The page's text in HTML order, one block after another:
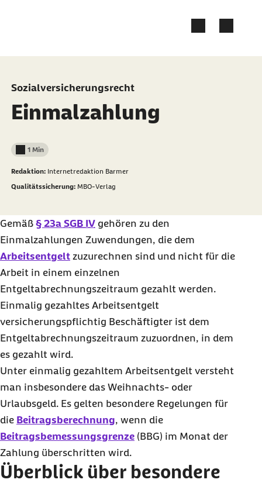
Sozialversicherungsrecht
Einmalzahlung
Lesedauer weniger als
1 Min
Redaktion: Internetredaktion Barmer
Qualitätssicherung: MBO-Verlag
Gemäß § 23a SGB IV gehören zu den
Einmalzahlungen Zuwendungen, die dem
Arbeitsentgelt zuzurechnen sind und nicht für die
Arbeit in einem einzelnen
Entgeltabrechnungszeitraum gezahlt werden.
Einmalig gezahltes Arbeitsentgelt
versicherungspflichtig Beschäftigter ist dem
Entgeltabrechnungszeitraum zuzuordnen, in dem
es gezahlt wird.
Unter einmalig gezahltem Arbeitsentgelt versteht
man insbesondere das Weihnachts- oder
Urlaubsgeld. Es gelten besondere Regelungen für
die Beitragsberechnung, wenn die
Beitragsbemessungsgrenze (BBG) im Monat der
Zahlung überschritten wird.
Überblick über besondere